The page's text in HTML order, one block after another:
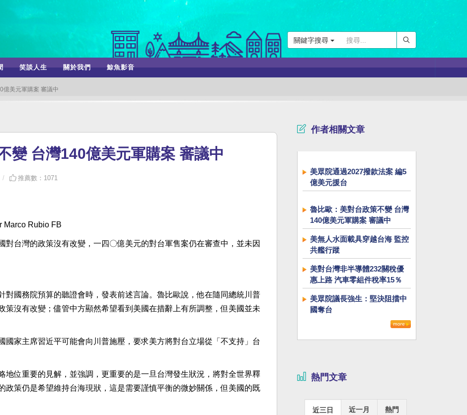
關鍵字搜尋
笑談人生 關於我們 鯨魚影音
億美元軍購案 審議中
變 台灣140億美元軍購案 審議中
推薦數：1071
Marco Rubio FB
對台灣的政策沒有改變，一四〇億美元的對台軍售案仍在審查中，並未因
對國務院預算的聽證會時，發表前述言論。魯比歐說，他在隨同總統川普
策沒有改變；儘管中方顯然希望看到美國在措辭上有所調整，但美國並未
國家主席習近平可能會向川普施壓，要求美方將對台立場從「不支持」台
地位重要的見解，並強調，更重要的是一旦台灣發生狀況，將對全世界釋
政策仍是希望維持台海現狀，這是需要謹慎平衡的微妙關係，但美國的既
作者相關文章
美眾院通過2027撥款法案 編5
億美元援台
魯比歐：美對台政策不變 台灣
140億美元軍購案 審議中
美無人水面載具穿越台海 監控
共艦行蹤
美對台灣非半導體232關稅優
惠上路 汽車零組件稅率15％
美眾院議長強生：堅決阻擋中
國奪台
熱門文章
近三日 近一月 熱門